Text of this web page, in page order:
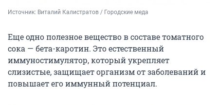
Источник: Виталий Калистратов / Городские меда
Еще одно полезное вещество в составе томатного
сока — бета-каротин. Это естественный
иммуностимулятор, который укрепляет
слизистые, защищает организм от заболеваний и
повышает его иммунный потенциал.